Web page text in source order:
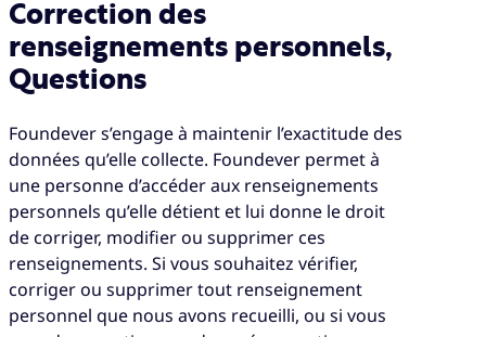
Correction des
renseignements personnels,
Questions
Foundever s’engage à maintenir l’exactitude des
données qu’elle collecte. Foundever permet à
une personne d’accéder aux renseignements
personnels qu’elle détient et lui donne le droit
de corriger, modifier ou supprimer ces
renseignements. Si vous souhaitez vérifier,
corriger ou supprimer tout renseignement
personnel que nous avons recueilli, ou si vous